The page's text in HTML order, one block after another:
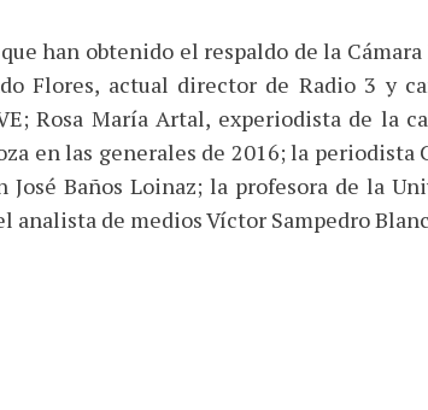
han obtenido el respaldo de la
Flores, actual director de Radio 3 y
Rosa María Artal, experiodista de la
en las generales de 2016; la
José Baños Loinaz; la profesora de la
analista de medios Víctor Sampedro